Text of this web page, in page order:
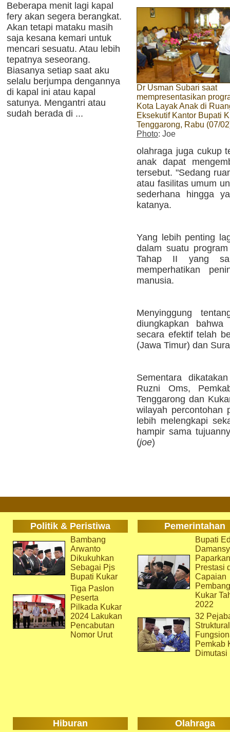
Beberapa menit lagi kapal
fery akan segera berangkat.
Akan tetapi mataku masih
saja kesana kemari untuk
mencari sesuatu. Atau lebih
tepatnya seseorang.
Biasanya setiap saat aku
selalu berjumpa dengannya
di kapal ini atau kapal
satunya. Mengantri atau
sudah berada di ...
Dr Usman Subari saat
mempresentasikan
Kota Layak Anak di
Eksekutif Kantor Bupati
Tenggarong, Rabu (07/
Photo: Joe
olahraga juga cukup
anak dapat
tersebut. "Sedang
atau fasilitas umum
sederhana hingga
katanya.
Yang lebih penting
dalam suatu
Tahap II yang
memperhatikan
manusia.
Menyinggung
diungkapkan
secara efektif telah
(Jawa Timur) dan
Sementara
Ruzni Oms,
Tenggarong dan
wilayah percontohan
lebih melengkapi
hampir sama
(joe)
Politik & Peristiwa Pemerintahan
Bambang
Arwanto
Dikukuhkan
Sebagai Pjs
Bupati Kukar
Tiga Paslon
Peserta
Pilkada Kukar
2024 Lakukan
Pencabutan
Nomor Urut
Bupati
Paparkan
Prestasi
Capaian
Kukar
2022
32
Pemkab
Dimutasi
Hiburan Olahraga